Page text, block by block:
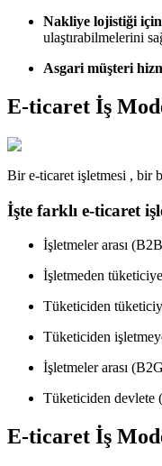
Nakliye lojistiği
ulaştırabilmelerini
Asgari müşteri
E-ticaret İş
Bir e-ticaret işletmesi , bir
İşte farklı e-ticaret
İşletmeler arası
İşletmeden
Tüketiciden
Tüketiciden
İşletmeler arası
Tüketiciden devlete
E-ticaret İş